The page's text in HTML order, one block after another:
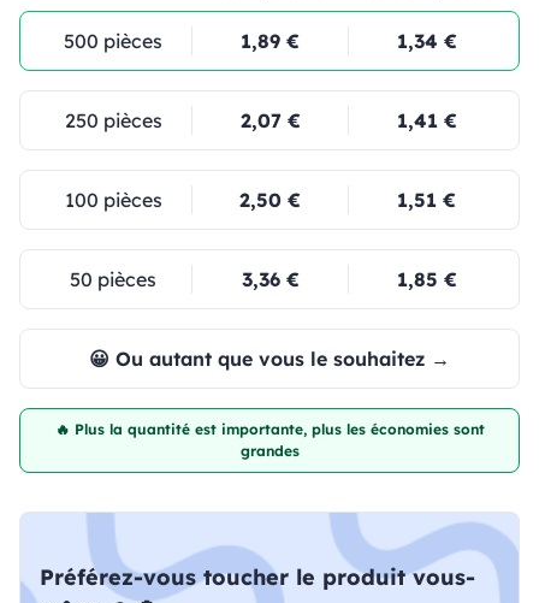
500 pièces 1,89 € 1,34 €
250 pièces 2,07 € 1,41 €
100 pièces 2,50 € 1,51 €
50 pièces 3,36 € 1,85 €
😀 Ou autant que vous le souhaitez →
🔥 Plus la quantité est importante, plus les économies sont
grandes
Préférez-vous toucher le produit vous-